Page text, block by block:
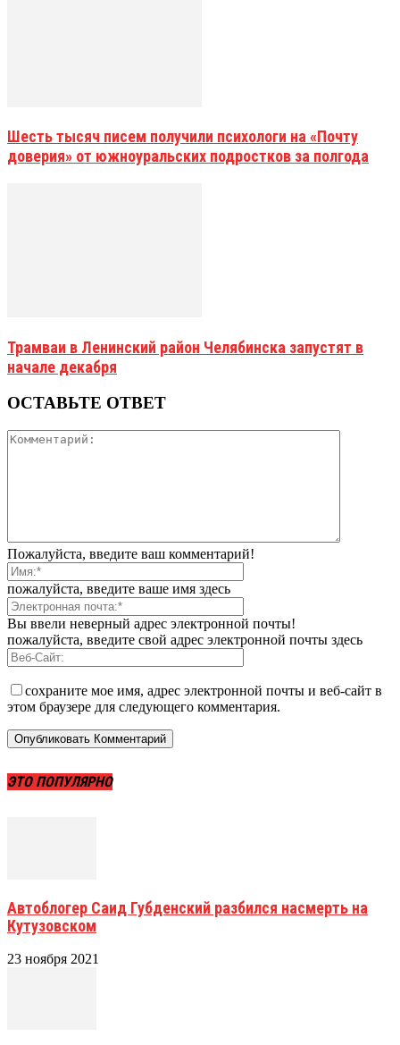
Шесть тысяч писем получили психологи на «Почту
доверия» от южноуральских подростков за полгода
Трамваи в Ленинский район Челябинска запустят в
начале декабря
ОСТАВЬТЕ ОТВЕТ
Пожалуйста, введите ваш комментарий!
пожалуйста, введите ваше имя здесь
Вы ввели неверный адрес электронной почты!
пожалуйста, введите свой адрес электронной почты здесь
сохраните мое имя, адрес электронной почты и веб-сайт в
этом браузере для следующего комментария.
ЭТО ПОПУЛЯРНО
Автоблогер Саид Губденский разбился насмерть на
Кутузовском
23 ноября 2021